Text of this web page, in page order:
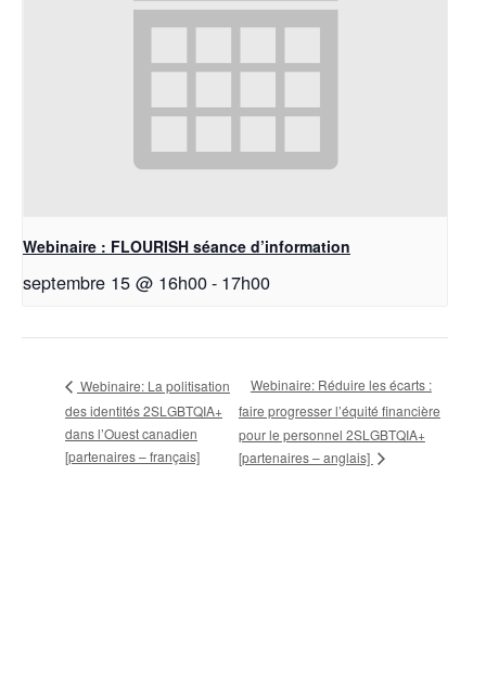
Webinaire : FLOURISH séance d’information
septembre 15 @ 16h00- 17h00
Webinaire: La politisation
des identités 2SLGBTQIA+
dans l’Ouest canadien
[partenaires – français]
Webinaire: Réduire les écarts :
faire progresser l’équité financière
pour le personnel 2SLGBTQIA+
[partenaires – anglais]